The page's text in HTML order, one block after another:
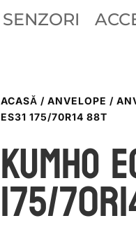
SENZORI
ACASĂ / ANVELOPE /
ES31 175/70R14 88T
Kumho
175/